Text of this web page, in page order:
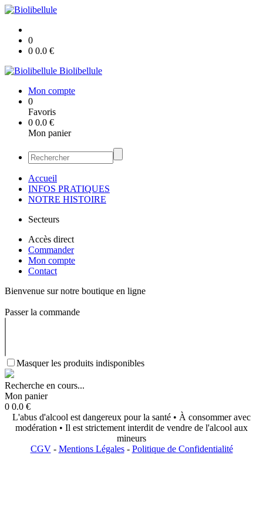
0
0 0.0 €
Biolibellule
Mon compte
0
Favoris
0 0.0 €
Mon panier
Accueil
INFOS PRATIQUES
NOTRE HISTOIRE
Secteurs
Accès direct
Commander
Mon compte
Contact
Bienvenue sur notre boutique en ligne
Passer la commande
Masquer les produits indisponibles
Recherche en cours...
Mon panier
0 0.0 €
L'abus d'alcool est dangereux pour la santé • À consommer avec
modération • Il est strictement interdit de vendre de l'alcool aux
mineurs
CGV- Mentions Légales- Politique de Confidentialité